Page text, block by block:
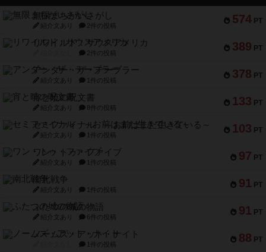
574 PT
無限まちがいさがし
紹介文あり 2件の投稿
389 PT
リワイルド：サウスアメリカ
2件の投稿
378 PT
アンダー・ザ・テーブラー
紹介文あり 1件の投稿
133 PT
宵と暁の呪文書
紹介文あり 8件の投稿
103 PT
セミファイナル ～お前はまだ生きている～
紹介文あり 1件の投稿
97 PT
ワン・トゥ・ファイブ
紹介文あり 1件の投稿
91 PT
南北戦争
紹介文あり 1件の投稿
91 PT
ふたつの城の物語
紹介文あり 6件の投稿
88 PT
ノームズ・アット・ナイト
1件の投稿